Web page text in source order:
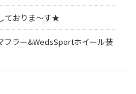
ておりま～す★
フラー&WedsSportホイール装